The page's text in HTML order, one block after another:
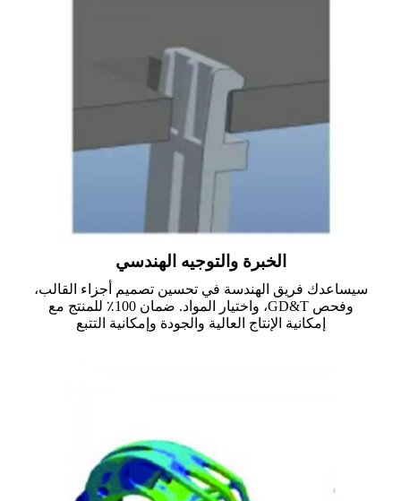
الخبرة والتوجيه الهندسي
سيساعدك فريق الهندسة في تحسين تصميم أجزاء القالب،
وفحص GD&T، واختيار المواد. ضمان 100٪ للمنتج مع
إمكانية الإنتاج العالية والجودة وإمكانية التتبع